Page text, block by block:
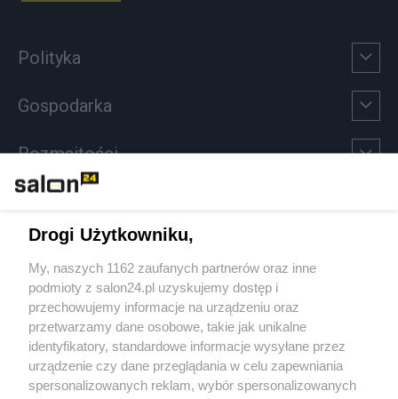
Polityka
Gospodarka
Rozmaitości
Sport
Społeczeństwo
Kultura
Drogi Użytkowniku,
My, naszych 1162 zaufanych partnerów oraz inne
podmioty z salon24.pl uzyskujemy dostęp i
przechowujemy informacje na urządzeniu oraz
przetwarzamy dane osobowe, takie jak unikalne
identyfikatory, standardowe informacje wysyłane przez
urządzenie czy dane przeglądania w celu zapewniania
spersonalizowanych reklam, wybór spersonalizowanych